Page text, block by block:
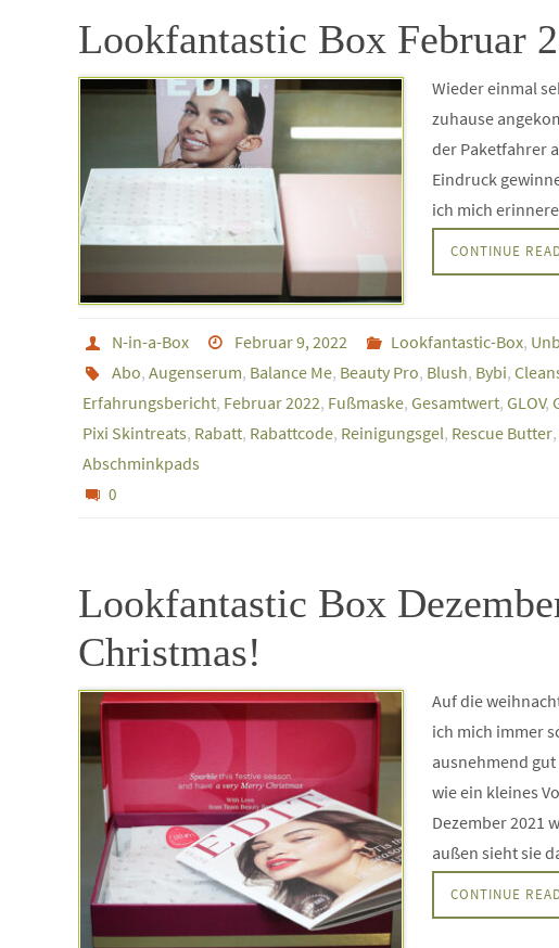
Lookfantastic Box Februar
Wieder einmal
zuhause
der Paketfahrer
Eindruck
ich mich
CONTINUE
N-in-a-Box Februar 9, 2022 Lookfantastic-Box,
Abo, Augenserum, Balance Me, Beauty Pro, Blush, Bybi,
Erfahrungsbericht, Februar 2022, Fußmaske, Gesamtwert, GLOV,
Pixi Skintreats, Rabatt, Rabattcode, Reinigungsgel, Rescue Butter,
Abschminkpads
0
Lookfantastic Box
Christmas!
Auf die
ich mich immer
ausnehmend
wie ein kleines
Dezember 2021
außen sieht sie
CONTINUE